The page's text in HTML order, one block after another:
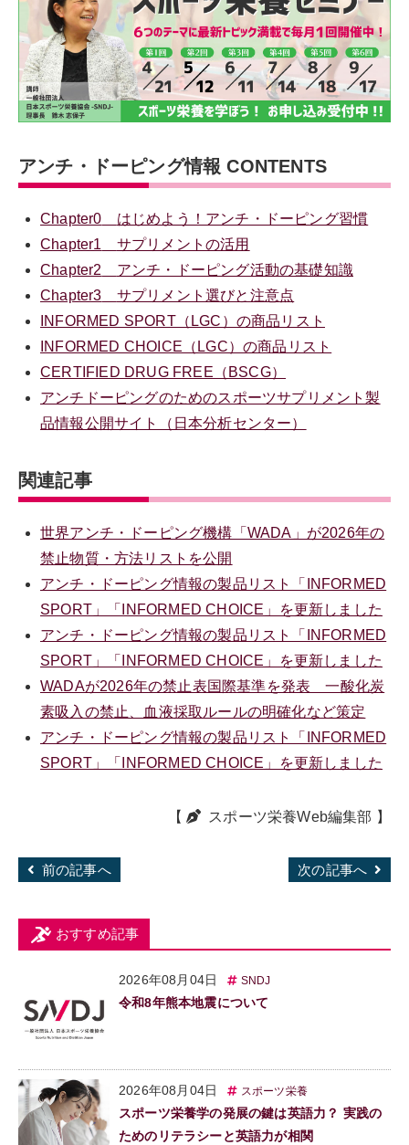
アンチ・ドーピング情報 CONTENTS
Chapter0
はじめよう！アンチ・ドーピング習慣
Chapter1
サプリメントの活用
Chapter2
アンチ・ドーピング活動の基礎知識
Chapter3
サプリメント選びと注意点
INFORMED SPORT（LGC）の商品リスト
INFORMED CHOICE（LGC）の商品リスト
CERTIFIED DRUG FREE（BSCG）
アンチドーピングのためのスポーツサプリメント製
品情報公開サイト（日本分析センター）
関連記事
世界アンチ・ドーピング機構「WADA」が2026年の
禁止物質・方法リストを公開
アンチ・ドーピング情報の製品リスト「INFORMED
SPORT」「INFORMED CHOICE」を更新しました
アンチ・ドーピング情報の製品リスト「INFORMED
SPORT」「INFORMED CHOICE」を更新しました
WADAが2026年の禁止表国際基準を発表 一酸化炭
素吸入の禁止、血液採取ルールの明確化など策定
アンチ・ドーピング情報の製品リスト「INFORMED
SPORT」「INFORMED CHOICE」を更新しました
【 スポーツ栄養Web編集部 】
前の記事へ 次の記事へ
おすすめ記事
2026年08月04日 SNDJ
令和8年熊本地震について
2026年08月04日 スポーツ栄養
スポーツ栄養学の発展の鍵は英語力？ 実践の
ためのリテラシーと英語力が相関